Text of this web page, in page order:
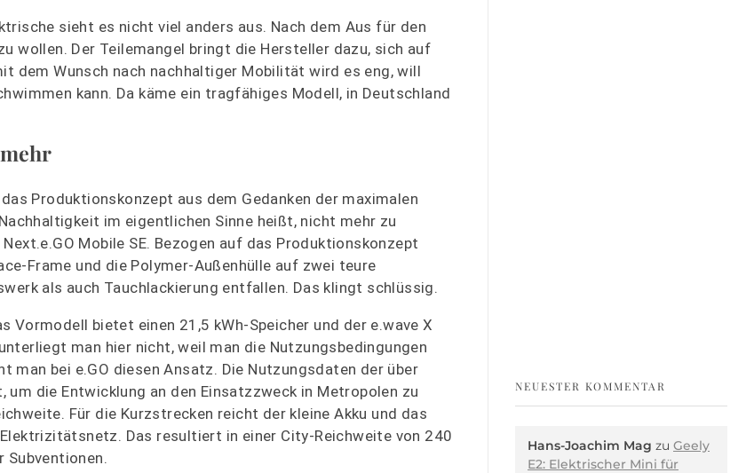
sieht es nicht viel anders aus. Nach dem Aus für den
wollen. Der Teilemangel bringt die Hersteller dazu, sich auf
dem Wunsch nach nachhaltiger Mobilität wird es eng, will
kann. Da käme ein tragfähiges Modell, in Deutschland
Produktionskonzept aus dem Gedanken der maximalen
im eigentlichen Sinne heißt, nicht mehr zu
Mobile SE. Bezogen auf das Produktionskonzept
Frame und die Polymer-Außenhülle auf zwei teure
als auch Tauchlackierung entfallen. Das klingt schlüssig.
Vormodell bietet einen 21,5 kWh-Speicher und der e.wave X
man hier nicht, weil man die Nutzungsbedingungen
man bei e.GO diesen Ansatz. Die Nutzungsdaten der über
die Entwicklung an den Einsatzzweck in Metropolen zu
Für die Kurzstrecken reicht der kleine Akku und das
Das resultiert in einer City-Reichweite von 240
Subventionen.
NEUESTER KOMMENTAR
Hans-Joachim Mag zu Geely
E2: Elektrischer Mini für